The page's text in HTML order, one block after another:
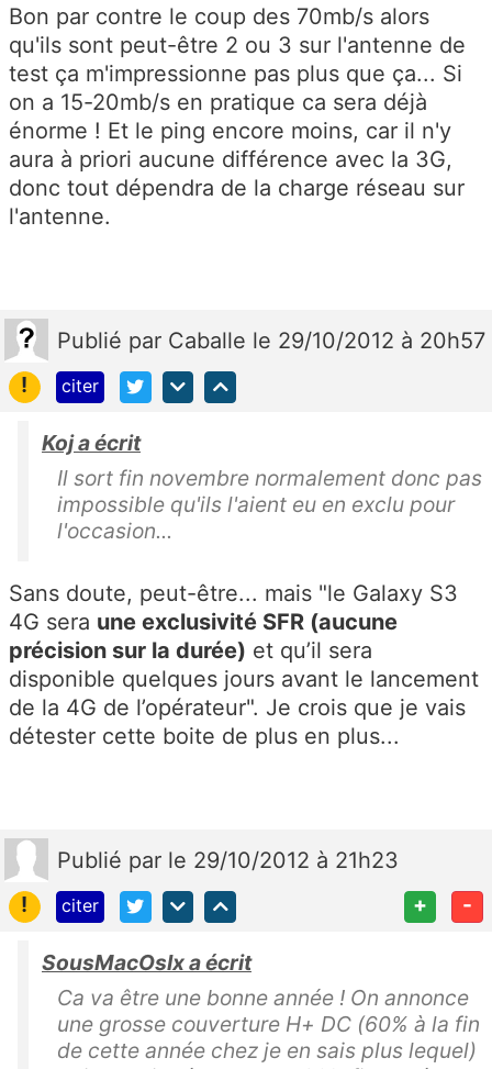
Bon par contre le coup des 70mb/s alors
qu'ils sont peut-être 2 ou 3 sur l'antenne de
test ça m'impressionne pas plus que ça... Si
on a 15-20mb/s en pratique ca sera déjà
énorme ! Et le ping encore moins, car il n'y
aura à priori aucune différence avec la 3G,
donc tout dépendra de la charge réseau sur
l'antenne.
Publié par Caballe le 29/10/2012 à 20h57
!
citer
Koj a écrit
Il sort fin novembre normalement donc pas
impossible qu'ils l'aient eu en exclu pour
l'occasion...
Sans doute, peut-être... mais "le Galaxy S3
4G sera une exclusivité SFR (aucune
précision sur la durée) et qu’il sera
disponible quelques jours avant le lancement
de la 4G de l’opérateur". Je crois que je vais
détester cette boite de plus en plus...
Publié par le 29/10/2012 à 21h23
!
citer + -
SousMacOsIx a écrit
Ca va être une bonne année ! On annonce
une grosse couverture H+ DC (60% à la fin
de cette année chez je en sais plus lequel)